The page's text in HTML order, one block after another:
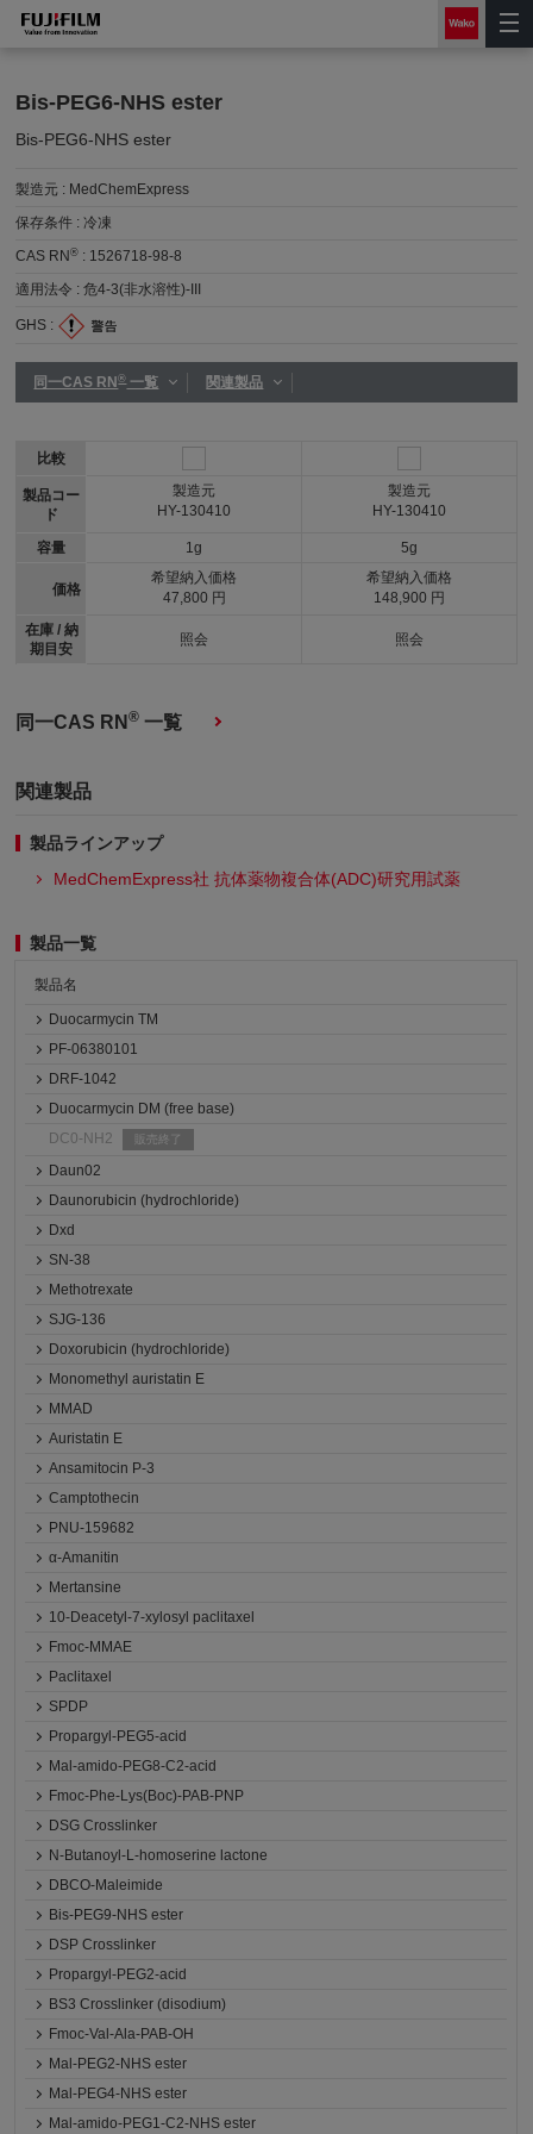
Bis-PEG6-NHS ester
Bis-PEG6-NHS ester
製造元 : MedChemExpress
保存条件 :冷凍
CAS RN® : 1526718-98-8
適用法令 :危4-3(非水溶性)-III
GHS :
同一CAS RN®一覧 関連製品
比較
製品コー
ド
容量
価格
在庫 / 納
期目安
製造元
HY-130410
1g
希望納入価格
47,800 円
照会
製造元
HY-130410
5g
希望納入価格
148,900 円
照会
同一CAS RN® 一覧
関連製品
製品ラインアップ
MedChemExpress社 抗体薬物複合体(ADC)研究用試薬
製品一覧
製品名
Duocarmycin TM
PF-06380101
DRF-1042
Duocarmycin DM (free base)
DC0-NH2
販売終了
Daun02
Daunorubicin (hydrochloride)
Dxd
SN-38
Methotrexate
SJG-136
Doxorubicin (hydrochloride)
Monomethyl auristatin E
MMAD
Auristatin E
Ansamitocin P-3
Camptothecin
PNU-159682
α-Amanitin
Mertansine
10-Deacetyl-7-xylosyl paclitaxel
Fmoc-MMAE
Paclitaxel
SPDP
Propargyl-PEG5-acid
Mal-amido-PEG8-C2-acid
Fmoc-Phe-Lys(Boc)-PAB-PNP
DSG Crosslinker
N-Butanoyl-L-homoserine lactone
DBCO-Maleimide
Bis-PEG9-NHS ester
DSP Crosslinker
Propargyl-PEG2-acid
BS3 Crosslinker (disodium)
Fmoc-Val-Ala-PAB-OH
Mal-PEG2-NHS ester
Mal-PEG4-NHS ester
Mal-amido-PEG1-C2-NHS ester